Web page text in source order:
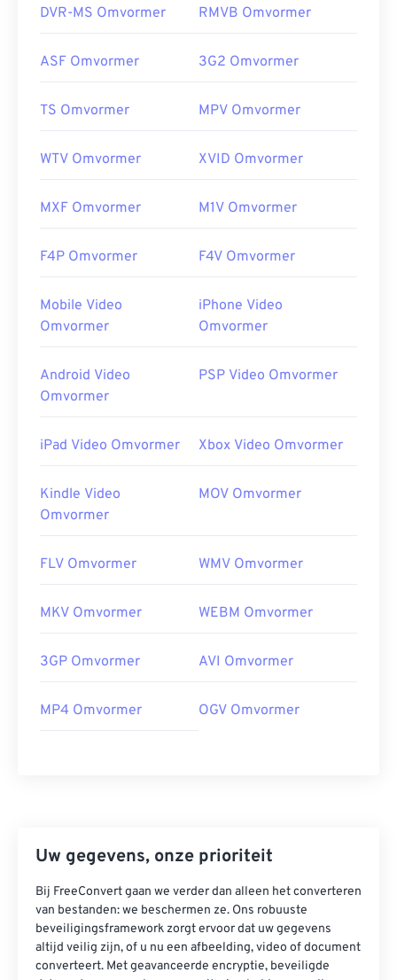
DVR-MS Omvormer RMVB Omvormer
ASF Omvormer 3G2 Omvormer
TS Omvormer MPV Omvormer
WTV Omvormer XVID Omvormer
MXF Omvormer M1V Omvormer
F4P Omvormer F4V Omvormer
Mobile Video
Omvormer
iPhone Video
Omvormer
Android Video
Omvormer
PSP Video Omvormer
iPad Video Omvormer Xbox Video Omvormer
Kindle Video
Omvormer
MOV Omvormer
FLV Omvormer WMV Omvormer
MKV Omvormer WEBM Omvormer
3GP Omvormer AVI Omvormer
MP4 Omvormer OGV Omvormer
Uw gegevens, onze prioriteit
Bij FreeConvert gaan we verder dan alleen het converteren
van bestanden: we beschermen ze. Ons robuuste
beveiligingsframework zorgt ervoor dat uw gegevens
altijd veilig zijn, of u nu een afbeelding, video of document
converteert. Met geavanceerde encryptie, beveiligde